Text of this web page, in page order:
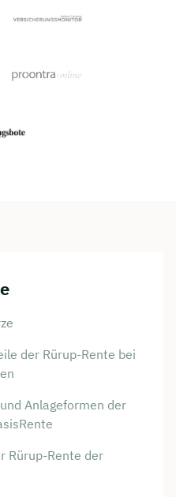
der Rürup-Rente bei
Anlageformen der
Rürup-Rente der